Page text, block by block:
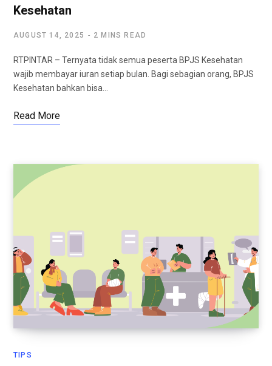
Kesehatan
AUGUST 14, 2025 2 MINS READ
RTPINTAR – Ternyata tidak semua peserta BPJS Kesehatan
wajib membayar iuran setiap bulan. Bagi sebagian orang, BPJS
Kesehatan bahkan bisa…
Read More
TIPS